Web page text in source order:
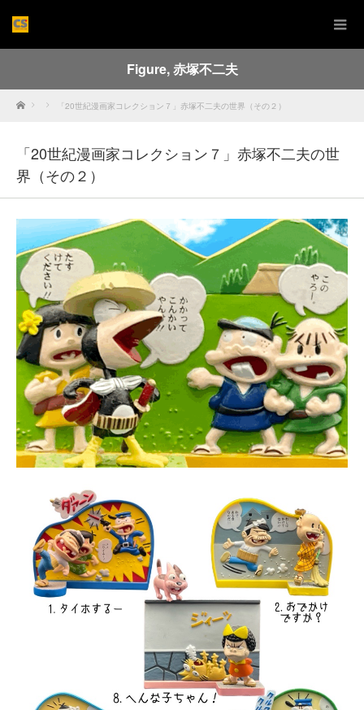
Figure,赤塚不二夫
Home 「20世紀漫画家コレクション７」赤塚不二夫の世界（その２）
「20世紀漫画家コレクション７」赤塚不二夫の世
界（その２）